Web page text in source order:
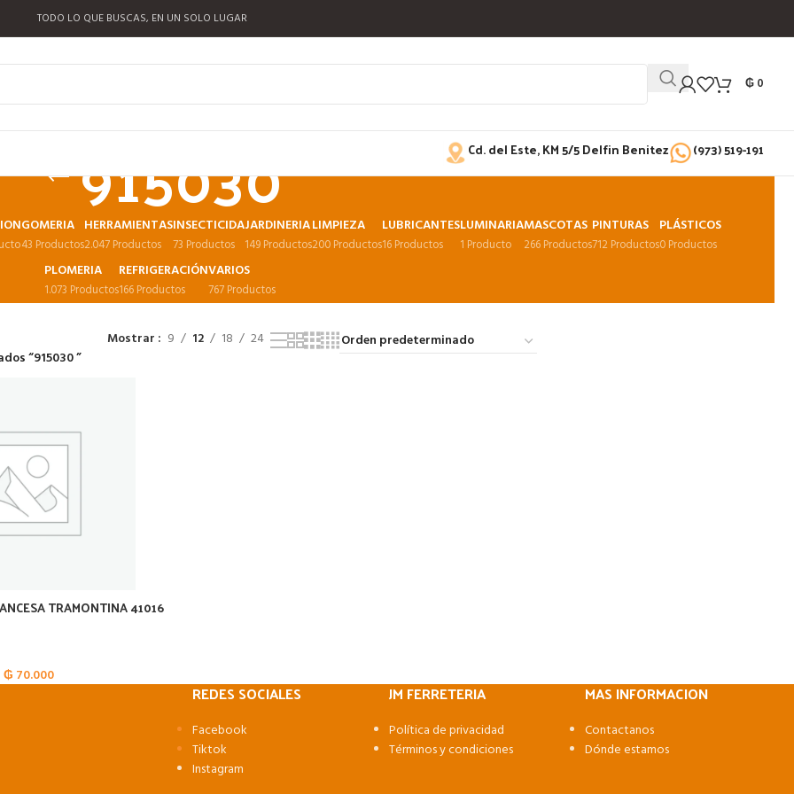
TODO LO QUE BUSCAS, EN UN SOLO LUGAR
₲0
Cd. del Este, KM 5/5 Delfin Benitez (973) 519-191
915030
GOMERIA
43 Productos
HERRAMIENTAS
2.047 Productos
INSECTICIDA
73 Productos
JARDINERIA
149 Productos
LIMPIEZA
200 Productos
LUBRICANTES
16 Productos
LUMINARIA
1 Producto
MASCOTAS
266 Productos
PINTURAS
712 Productos
PLÁSTICOS
0 Productos
PLOMERIA
1.073 Productos
REFRIGERACIÓN
166 Productos
VARIOS
767 Productos
“915030 ”
Mostrar 9 12 18 24
TRAMONTINA 41016
₲ 70.000
REDES SOCIALES
Facebook
Tiktok
Instagram
JM FERRETERIA
Política de privacidad
Términos y condiciones
MAS INFORMACION
Contactanos
Dónde estamos